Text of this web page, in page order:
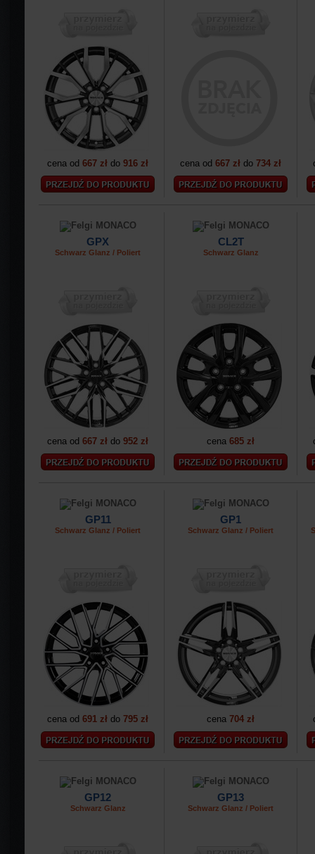
cena od 667 zł do 916 zł cena od 667 zł do 734 zł
GPX
Schwarz Glanz / Poliert
cena od 667 zł do 952 zł
CL2T
Schwarz Glanz
cena 685 zł
GP11
Schwarz Glanz / Poliert
cena od 691 zł do 795 zł
GP1
Schwarz Glanz / Poliert
cena 704 zł
GP12
Schwarz Glanz
GP13
Schwarz Glanz / Poliert